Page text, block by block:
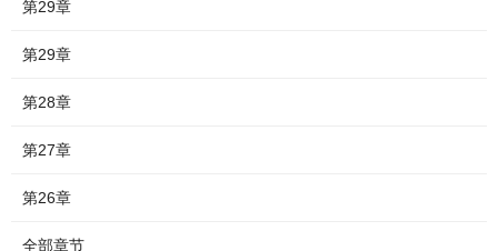
第29章
第29章
第28章
第27章
第26章
全部章节